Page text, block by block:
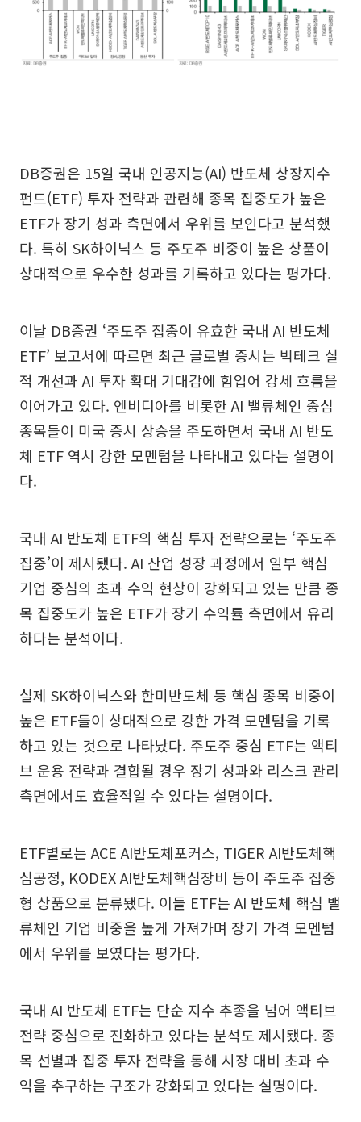
DB증권은 15일 국내 인공지능(AI) 반도체 상장지수
펀드(ETF) 투자 전략과 관련해 종목 집중도가 높은
ETF가 장기 성과 측면에서 우위를 보인다고 분석했
다. 특히 SK하이닉스 등 주도주 비중이 높은 상품이
상대적으로 우수한 성과를 기록하고 있다는 평가다.
이날 DB증권 ‘주도주 집중이 유효한 국내 AI 반도체
ETF’ 보고서에 따르면 최근 글로벌 증시는 빅테크 실
적 개선과 AI 투자 확대 기대감에 힘입어 강세 흐름을
이어가고 있다. 엔비디아를 비롯한 AI 밸류체인 중심
종목들이 미국 증시 상승을 주도하면서 국내 AI 반도
체 ETF 역시 강한 모멘텀을 나타내고 있다는 설명이
다.
국내 AI 반도체 ETF의 핵심 투자 전략으로는 ‘주도주
집중’이 제시됐다. AI 산업 성장 과정에서 일부 핵심
기업 중심의 초과 수익 현상이 강화되고 있는 만큼 종
목 집중도가 높은 ETF가 장기 수익률 측면에서 유리
하다는 분석이다.
실제 SK하이닉스와 한미반도체 등 핵심 종목 비중이
높은 ETF들이 상대적으로 강한 가격 모멘텀을 기록
하고 있는 것으로 나타났다. 주도주 중심 ETF는 액티
브 운용 전략과 결합될 경우 장기 성과와 리스크 관리
측면에서도 효율적일 수 있다는 설명이다.
ETF별로는 ACE AI반도체포커스, TIGER AI반도체핵
심공정, KODEX AI반도체핵심장비 등이 주도주 집중
형 상품으로 분류됐다. 이들 ETF는 AI 반도체 핵심 밸
류체인 기업 비중을 높게 가져가며 장기 가격 모멘텀
에서 우위를 보였다는 평가다.
국내 AI 반도체 ETF는 단순 지수 추종을 넘어 액티브
전략 중심으로 진화하고 있다는 분석도 제시됐다. 종
목 선별과 집중 투자 전략을 통해 시장 대비 초과 수
익을 추구하는 구조가 강화되고 있다는 설명이다.